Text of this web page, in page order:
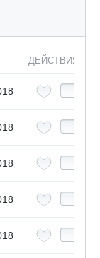
ДЕЙСТВИЯ